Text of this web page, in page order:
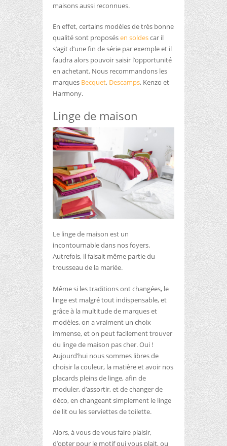
maisons aussi reconnues.
En effet, certains modèles de très bonne
qualité sont proposésen soldescar il
s’agit d’une fin de série par exemple et il
faudra alors pouvoir saisir l’opportunité
en achetant. Nous recommandons les
marques Becquet, Descamps, Kenzo et
Harmony.
Linge de maison
Le linge de maison est un
incontournable dans nos foyers.
Autrefois, il faisait même partie du
trousseau de la mariée.
Même si les traditions ont changées, le
linge est malgré tout indispensable, et
grâce à la multitude de marques et
modèles, on a vraiment un choix
immense, et on peut facilement trouver
du linge de maison pas cher. Oui !
Aujourd’hui nous sommes libres de
choisir la couleur, la matière et avoir nos
placards pleins de linge, afin de
moduler, d’assortir, et de changer de
déco, en changeant simplement le linge
de lit ou les serviettes de toilette.
Alors, à vous de vous faire plaisir,
d’opter pour le motif qui vous plait, ou